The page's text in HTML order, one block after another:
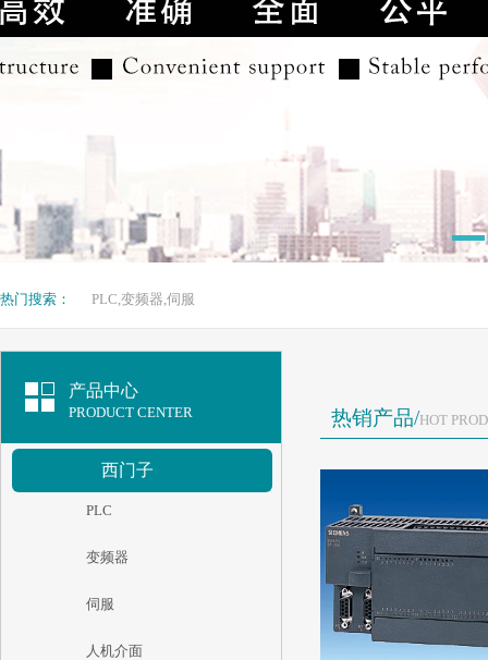
热门搜索： PLC,变频器,伺服
产品中心
PRODUCT CENTER
西门子
PLC
变频器
伺服
人机介面
热销产品/HOT